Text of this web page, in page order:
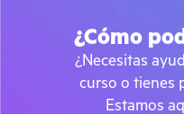
¿Cómo
¿Necesitas
curso o tienes
Estamos